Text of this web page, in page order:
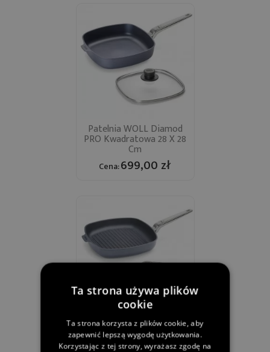
Patelnia WOLL Diamod
PRO Kwadratowa 28 X 28
Cm
Cena:699,00 zł
Patelnia WOLL Diamond
PRO Grillowa 28 X 28 Cm
Cena:709,00 zł
Ta strona używa plików
cookie
Ta strona korzysta z plików cookie, aby
zapewnić lepszą wygodę użytkowania.
Korzystając z tej strony, wyrażasz zgodę na